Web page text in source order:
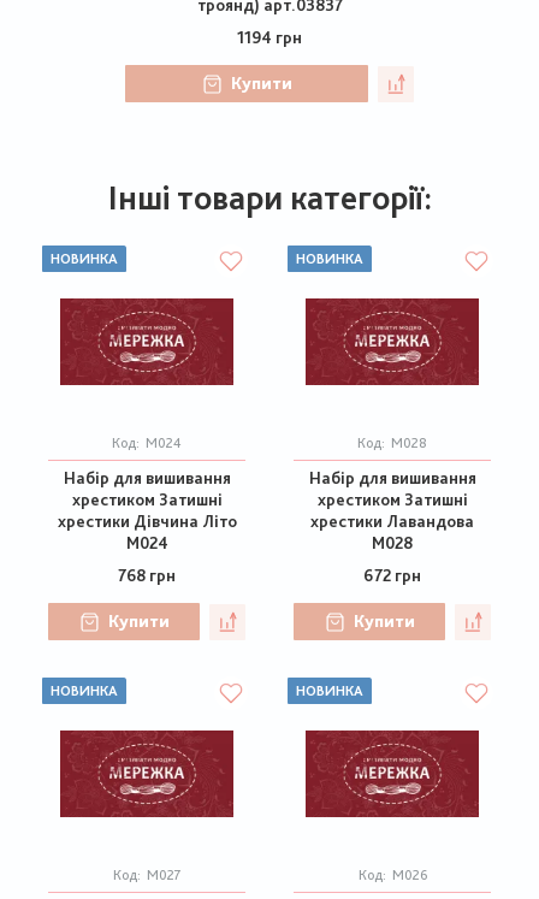
троянд) арт.03837
1194 грн
Купити
Інші товари категорії:
НОВИНКА
Код: М024
Набір для вишивання
хрестиком Затишні
хрестики Дівчина Літо
М024
768 грн
Купити
НОВИНКА
Код: М028
Набір для вишивання
хрестиком Затишні
хрестики Лавандова
М028
672 грн
Купити
НОВИНКА
Код: М027
НОВИНКА
Код: М026